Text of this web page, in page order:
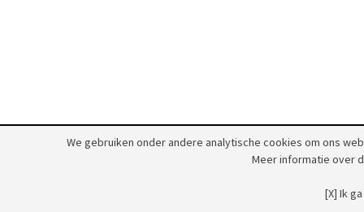
We gebruiken onder andere analytische cookies om ons
Meer informatie over
[X] Ik